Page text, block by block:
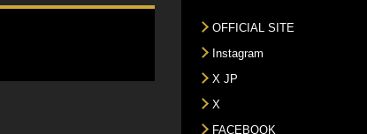
OFFICIAL SITE
Instagram
X JP
X
FACEBOOK